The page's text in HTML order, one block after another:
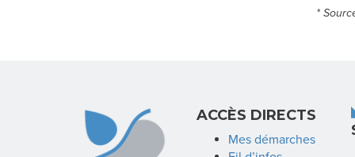
*
ACCÈS DIRECTS
Mes démarches